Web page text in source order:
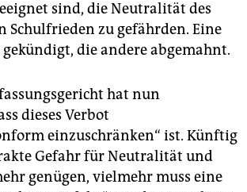
sind, die Neutralität des
Schulfrieden zu gefährden. Eine
die andere abgemahnt.
hat nun
dieses Verbot
einzuschränken“ ist. Künftig
Gefahr für Neutralität und
genügen, vielmehr muss eine